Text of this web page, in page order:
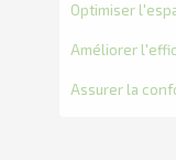
Optimiser
Améliorer
Assurer la